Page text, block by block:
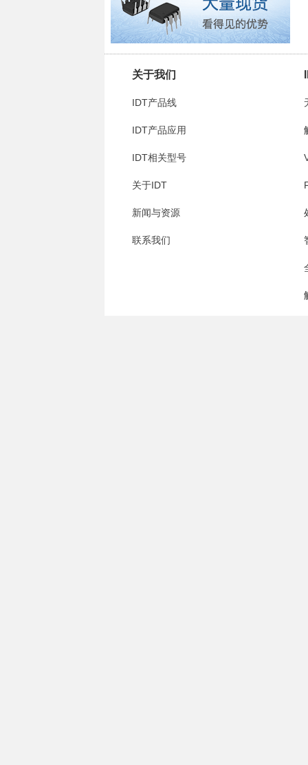
关于我们
IDT产品线
IDT产品应用
IDT相关型号
关于IDT
新闻与资源
联系我们